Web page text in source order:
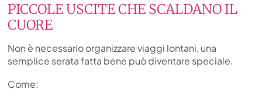
PICCOLE USCITE CHE SCALDANO IL
CUORE
Non è necessario organizzare viaggi lontani, una
semplice serata fatta bene può diventare speciale.
Come: